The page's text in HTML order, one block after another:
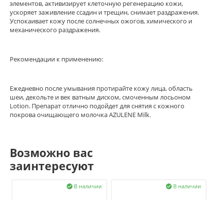
элементов, активизирует клеточную регенерацию кожи,
ускоряет заживление ссадин и трещин, снимает раздражения.
Успокаивает кожу после солнечных ожогов, химического и
механического раздражения.
Рекомендации к применению:
Ежедневно после умывания протирайте кожу лица, область
шеи, декольте и век ватным диском, смоченным лосьоном
Lotion. Препарат отлично подойдет для снятия с кожного
покрова очищающего молочка AZULENE Milk.
Возможно вас
заинтересуют
В наличии
 В наличии
